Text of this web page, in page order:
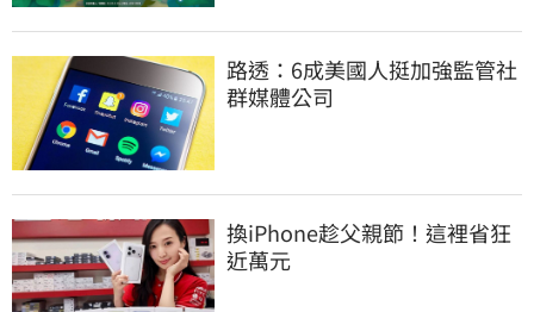
路透：6成美國人挺加強監管社
群媒體公司
換iPhone趁父親節！這裡省狂
近萬元